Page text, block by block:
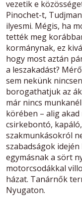
vezetik e
Pinochet-t,
ilyesmi. Mégis, ha
tették meg
kormánynak, ez
hogy most aztán
a leszakadást?
sem nekünk
borogathatjuk az
már nincs
körében – alig
csirkebontó,
szakmunkásokról
szabadságok
egymásnak a sört
motorcsodákkal
házat. Tanárnők
Nyugaton.